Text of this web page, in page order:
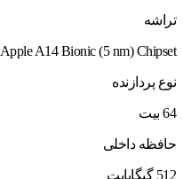
تراشه
Apple A14 Bionic (5 nm) Chipset
نوع پردازنده
64 بیت
حافظه داخلی
512 گیگابایت